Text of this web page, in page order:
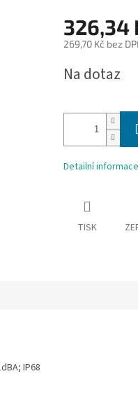
326,34
269,70 Kč bez
cena:
Na dotaz
Detailní informace
TISK
IP68